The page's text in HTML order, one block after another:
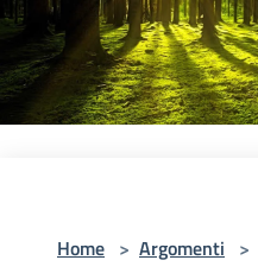
Home > Argomenti >